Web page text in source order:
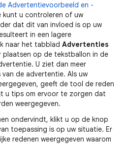
Advertentievoorbeeld en -
kunt u controleren of uw
dat dit van invloed is op uw
in een lagere
naar het tabblad Advertenties
plaatsen op de tekstballon in de
U ziet dan meer
de advertentie. Als uw
geeft de tool de reden
u tips om ervoor te zorgen dat
weergegeven.
ondervindt, klikt u op de knop
toepassing is op uw situatie. Er
redenen weergegeven waarom